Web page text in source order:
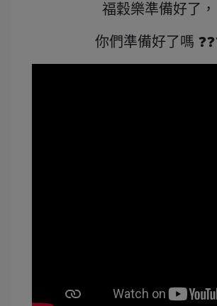
福穀樂準備好了，
你們準備好了嗎